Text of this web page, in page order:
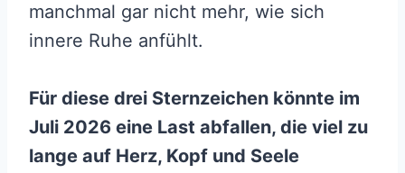
manchmal gar nicht mehr, wie sich
innere Ruhe anfühlt.
Für diese drei Sternzeichen könnte im
Juli 2026 eine Last abfallen, die viel zu
lange auf Herz, Kopf und Seele